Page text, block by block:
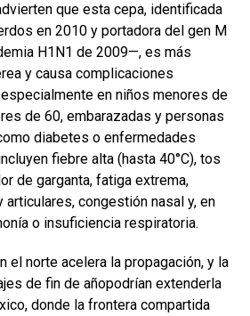
que esta cepa, identificada
en 2010 y portadora del gen M
H1N1 de 2009—, es más
y causa complicaciones
en niños menores de
de 60, embarazadas y personas
diabetes o enfermedades
fiebre alta (hasta 40°C), tos
de garganta, fatiga extrema,
congestión nasal y, en
o insuficiencia respiratoria.
el norte acelera la propagación, y la
de fin de añopodrían extenderla
donde la frontera compartida